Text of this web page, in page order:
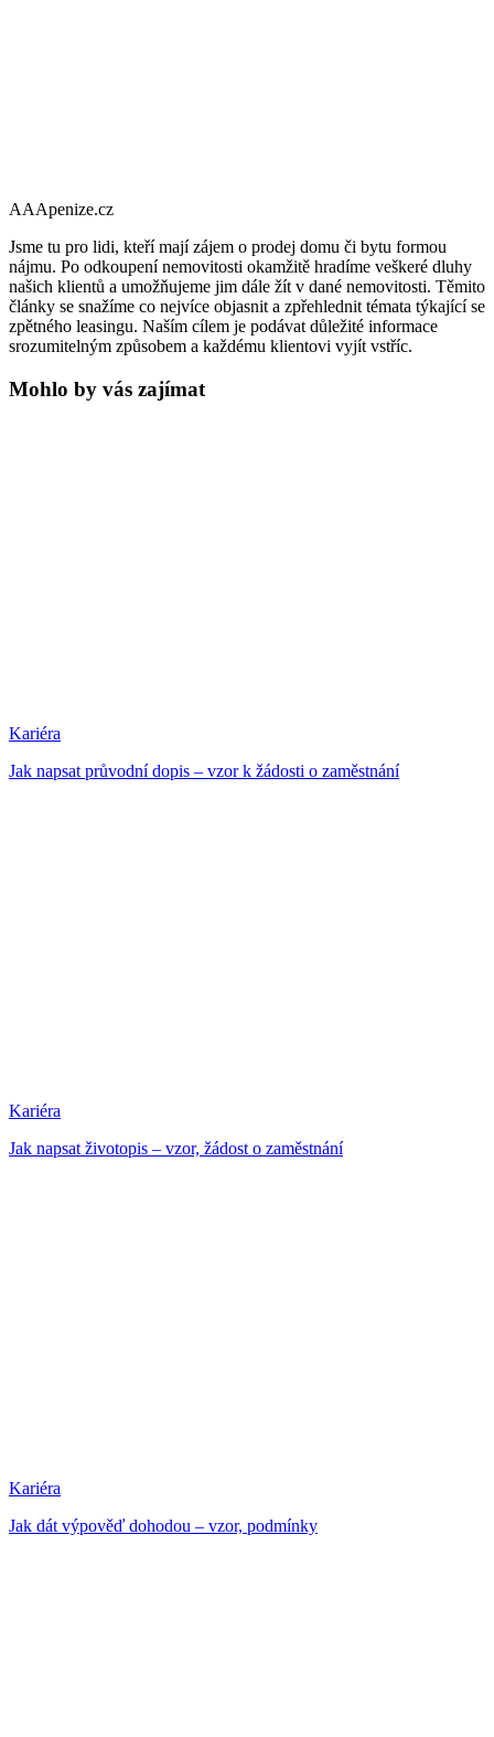
AAApenize.cz
Jsme tu pro lidi, kteří mají zájem o prodej domu či bytu formou
nájmu. Po odkoupení nemovitosti okamžitě hradíme veškeré dluhy
našich klientů a umožňujeme jim dále žít v dané nemovitosti. Těmito
články se snažíme co nejvíce objasnit a zpřehlednit témata týkající se
zpětného leasingu. Naším cílem je podávat důležité informace
srozumitelným způsobem a každému klientovi vyjít vstříc.
Mohlo by vás zajímat
Kariéra
Jak napsat průvodní dopis – vzor k žádosti o zaměstnání
Kariéra
Jak napsat životopis – vzor, žádost o zaměstnání
Kariéra
Jak dát výpověď dohodou – vzor, podmínky